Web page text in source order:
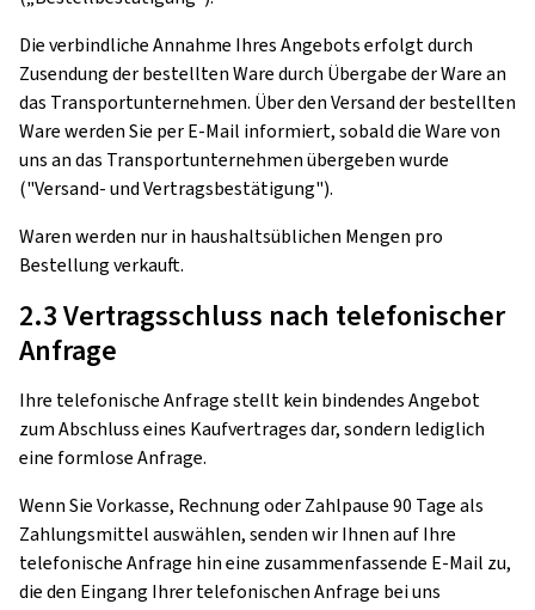
Die verbindliche Annahme Ihres Angebots erfolgt durch
Zusendung der bestellten Ware durch Übergabe der Ware an
das Transportunternehmen. Über den Versand der bestellten
Ware werden Sie per E-Mail informiert, sobald die Ware von
uns an das Transportunternehmen übergeben wurde
("Versand- und Vertragsbestätigung").
Waren werden nur in haushaltsüblichen Mengen pro
Bestellung verkauft.
2.3 Vertragsschluss nach telefonischer
Anfrage
Ihre telefonische Anfrage stellt kein bindendes Angebot
zum Abschluss eines Kaufvertrages dar, sondern lediglich
eine formlose Anfrage.
Wenn Sie Vorkasse, Rechnung oder Zahlpause 90 Tage als
Zahlungsmittel auswählen, senden wir Ihnen auf Ihre
telefonische Anfrage hin eine zusammenfassende E-Mail zu,
die den Eingang Ihrer telefonischen Anfrage bei uns